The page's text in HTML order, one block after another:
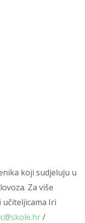
koji sudjeluju u
Za više
učiteljicama Iri
/